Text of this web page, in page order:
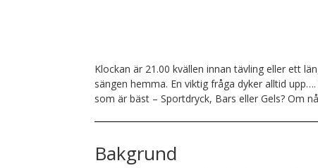
Klockan är 21.00 kvällen innan tävling eller ett
sängen hemma. En viktig fråga dyker alltid
som är bäst – Sportdryck, Bars eller Gels? Om
Bakgrund